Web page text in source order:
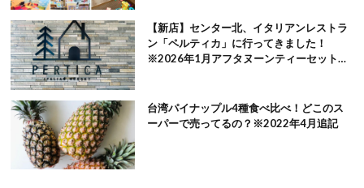
【新店】センター北、イタリアンレストラ
ン「ペルティカ」に行ってきました！
※2026年1月アフタヌーンティーセット追
台湾パイナップル4種食べ比べ！どこのス
ーパーで売ってるの？※2022年4月追記